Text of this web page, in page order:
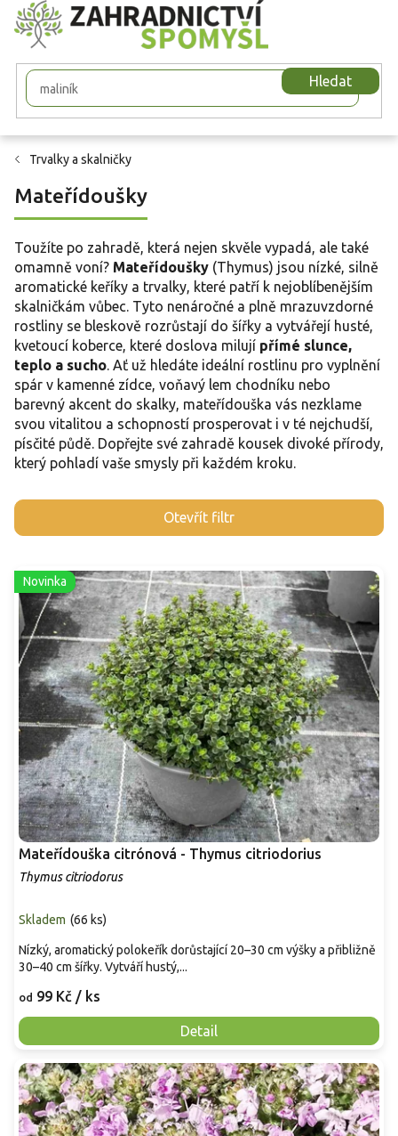
Přejít
na
obsah
Hledat
Trvalky a skalničky
Mateřídoušky
Toužíte po zahradě, která nejen skvěle vypadá, ale také
omamně voní? Mateřídoušky (Thymus) jsou nízké, silně
aromatické keříky a trvalky, které patří k nejoblíbenějším
skalničkám vůbec. Tyto nenáročné a plně mrazuvzdorné
rostliny se bleskově rozrůstají do šířky a vytvářejí husté,
kvetoucí koberce, které doslova milují přímé slunce,
teplo a sucho . Ať už hledáte ideální rostlinu pro vyplnění
spár v kamenné zídce, voňavý lem chodníku nebo
barevný akcent do skalky, mateřídouška vás nezklame
svou vitalitou a schopností prosperovat i v té nejchudší,
písčité půdě. Dopřejte své zahradě kousek divoké přírody,
který pohladí vaše smysly při každém kroku.
Otevřít filtr
V
ý
i
p
o
d
u
k
t
ů
Novinka
Mateřídouška citrónová - Thymus citriodorius
Thymus citriodorus
Skladem (66 ks)
od 99 Kč / ks
Detail
Nízký, aromatický polokeřík dorůstající 20–30 cm výšky a přibližně
30–40 cm šířky. Vytváří hustý,...